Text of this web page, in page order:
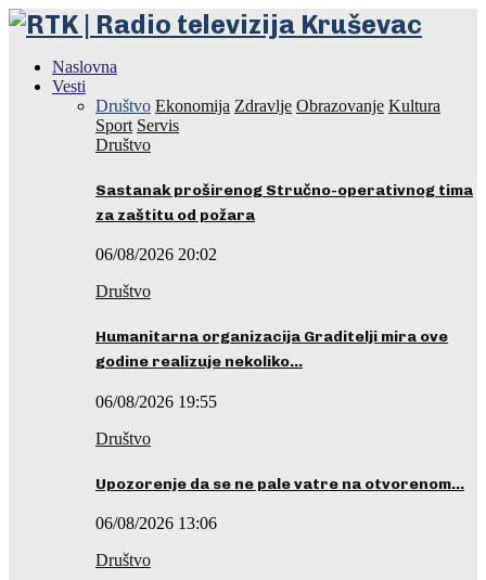
Naslovna
Vesti
Društvo Ekonomija Zdravlje Obrazovanje Kultura
Sport Servis
Društvo
Sastanak proširenog Stručno-operativnog tima
za zaštitu od požara
06/08/2026 20:02
Društvo
Humanitarna organizacija Graditelji mira ove
godine realizuje nekoliko…
06/08/2026 19:55
Društvo
Upozorenje da se ne pale vatre na otvorenom…
06/08/2026 13:06
Društvo